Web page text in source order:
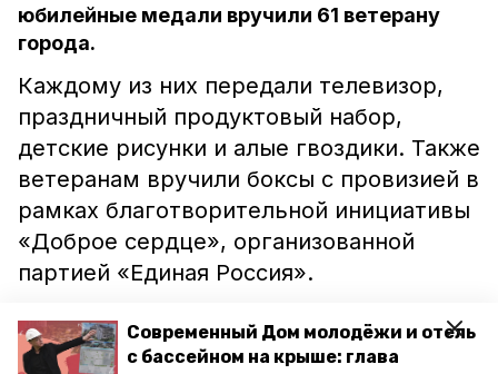
Современный Дом молодёжи и отель
с бассейном на крыше: глава
юбилейные медали вручили 61 ветерану
города.
Каждому из них передали телевизор,
праздничный продуктовый набор,
детские рисунки и алые гвоздики. Также
ветеранам вручили боксы с провизией в
рамках благотворительной инициативы
«Доброе сердце», организованной
партией «Единая Россия».
Напомним, что подобные подарки
подготовилидля всех 900 ветеранов,